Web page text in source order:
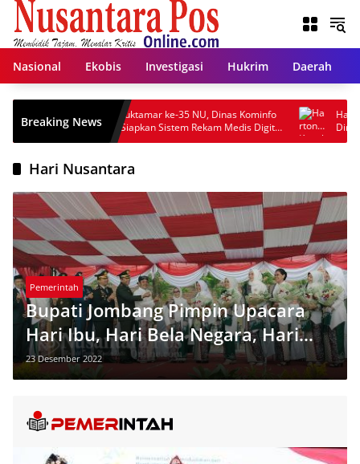
Langsung
konten
Nasional
Ekobis Investigasi Hukrim Daerah
Breaking News
Dukung Muktamar ke-35 NU, Dinas Kominfo
Jombang Siapkan Sistem Rekam Medis Digital
dan Wifi Rakyat
Hartono
Kas KPRI
Hari Nusantara
Pemerintah
Bupati Jombang Pimpin Upacara
Hari Ibu, Hari Bela Negara, Hari
Nusantara dan HKSN
23 Desember 2022